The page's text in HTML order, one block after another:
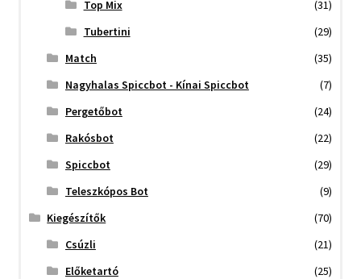
Top Mix
(31)
Tubertini
(29)
Match
(35)
Nagyhalas Spiccbot - Kínai Spiccbot
(7)
Pergetőbot
(24)
Rakósbot
(22)
Spiccbot
(29)
Teleszkópos Bot
(9)
Kiegészítők
(70)
Csúzli
(21)
Előketartó
(25)